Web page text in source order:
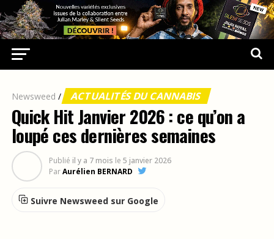
Newsweed / ACTUALITÉS DU CANNABIS
Quick Hit Janvier 2026 : ce qu’on a
loupé ces dernières semaines
Publié il y a 7 mois le 5 janvier 2026
ParAurélien BERNARD
Suivre Newsweed sur Google